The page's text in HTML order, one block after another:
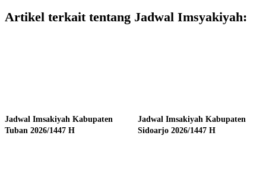
Artikel terkait tentang Jadwal Imsyakiyah:
Jadwal Imsakiyah Kabupaten
Tuban 2026/1447 H
Jadwal Imsakiyah Kabupaten
Sidoarjo 2026/1447 H